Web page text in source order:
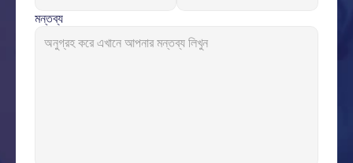
মন্তব্য